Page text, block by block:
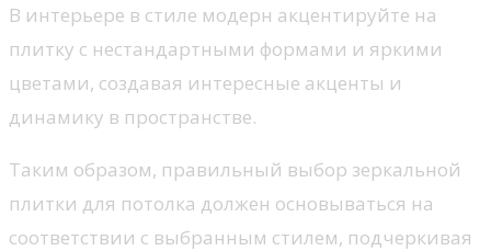
В интерьере в стиле модерн акцентируйте на
плитку с нестандартными формами и яркими
цветами, создавая интересные акценты и
динамику в пространстве.
Таким образом, правильный выбор зеркальной
плитки для потолка должен основываться на
соответствии с выбранным стилем, подчеркивая